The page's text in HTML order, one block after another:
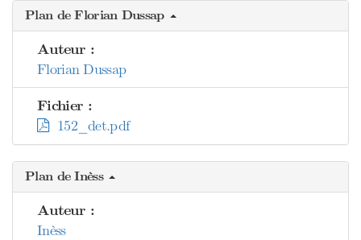
Plan de Florian Dussap
Auteur :
Florian Dussap
Fichier :
152_det.pdf
Plan de Inèss
Auteur :
Inèss